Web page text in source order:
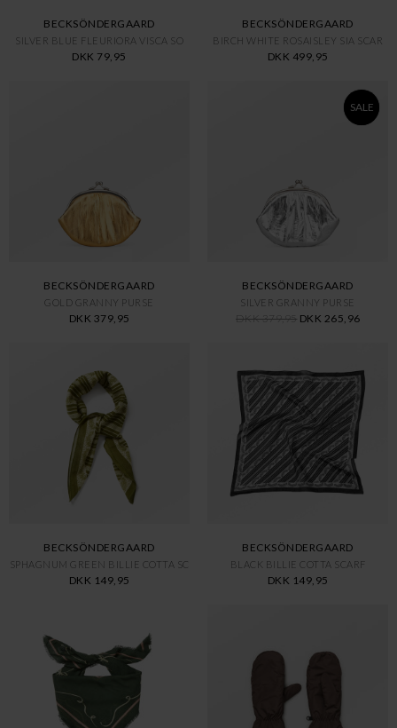
BECKSÖNDERGAARD
SILVER BLUE FLEURIORA VISCA SO
DKK 79,95
BECKSÖNDERGAARD
BIRCH WHITE ROSAISLEY SIA SCAR
DKK 499,95
BECKSÖNDERGAARD
GOLD GRANNY PURSE
DKK 379,95
SALE
BECKSÖNDERGAARD
SILVER GRANNY PURSE
DKK 379,95 DKK 265,96
BECKSÖNDERGAARD
SPHAGNUM GREEN BILLIE COTTA SC
DKK 149,95
BECKSÖNDERGAARD
BLACK BILLIE COTTA SCARF
DKK 149,95